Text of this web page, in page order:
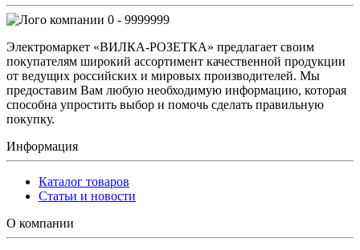
0 - 9999999
Электромаркет «ВИЛКА-РОЗЕТКА» предлагает своим
покупателям широкий ассортимент качественной продукции
от ведущих российских и мировых производителей. Мы
предоставим Вам любую необходимую информацию, которая
способна упростить выбор и помочь сделать правильную
покупку.
Информация
Каталог товаров
Статьи и новости
О компании